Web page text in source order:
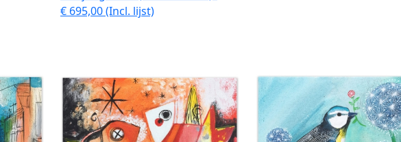
€ 695,00 (Incl. lijst)